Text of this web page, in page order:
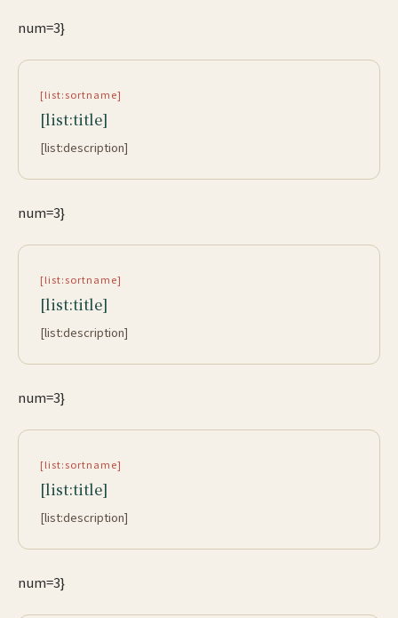
num=3}
[list:sortname]
[list:title]
[list:description]
num=3}
[list:sortname]
[list:title]
[list:description]
num=3}
[list:sortname]
[list:title]
[list:description]
num=3}